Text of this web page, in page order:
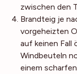
zwischen den
Brandteig je
vorgeheizten
auf keinen
Windbeuteln
einem